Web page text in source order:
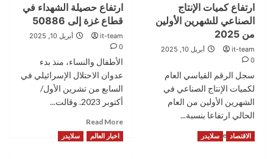
باردة
وفرصة
لهطول
في
مناطق
وزارة
الأوقاف
تحذر
حج
وهمية
ارتفاع كميات الإنتاج
الصناعي للشهرين الأولين
من 2025
it-team
أبريل 10, 2025
0
سجل الرقم القياسي العام
لكميات الإنتاج الصناعي في
الشهرين الأولين من العام
الحالي ارتفاعا بنسبة...
Read More
Read
ارتفاع حصيلة الشهداء في
قطاع غزة إلى 50886
it-team
أبريل 10, 2025
0
الأطفال والنساء، منذ بدء
عدوان الاحتلال الإسرائيلي في
السابع من تشرين الأول/
أكتوبر 2023. وقالت...
Read More
more
about
الاقتصاد سلايدر اخبار العالم سلايدر